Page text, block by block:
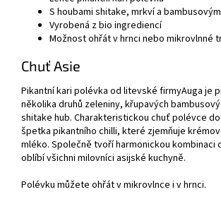
S houbami shitake, mrkví a
Vyrobená z bio ingrediencí
Možnost ohřát v hrnci nebo mikrovlnné
Chuť Asie
Pikantní kari polévka od litevské firmyAuga je
několika druhů zeleniny, křupavých
shitake hub. Charakteristickou chuť polévce
špetka pikantního chilli, které zjemňuje
mléko. Společně tvoří harmonickou kombinaci
oblíbí všichni milovníci asijské kuchyně.
Polévku můžete ohřát v mikrovlnce i v hrnci.